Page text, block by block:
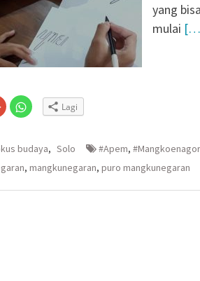
yang
mulai
Klik
untuk
berbagi
(Membuka
di
yang
Klik
untuk
di
jendela
baru)
Lagi
budaya, Solo #Apem,
, mangkunegaran, puro mangkunegaran